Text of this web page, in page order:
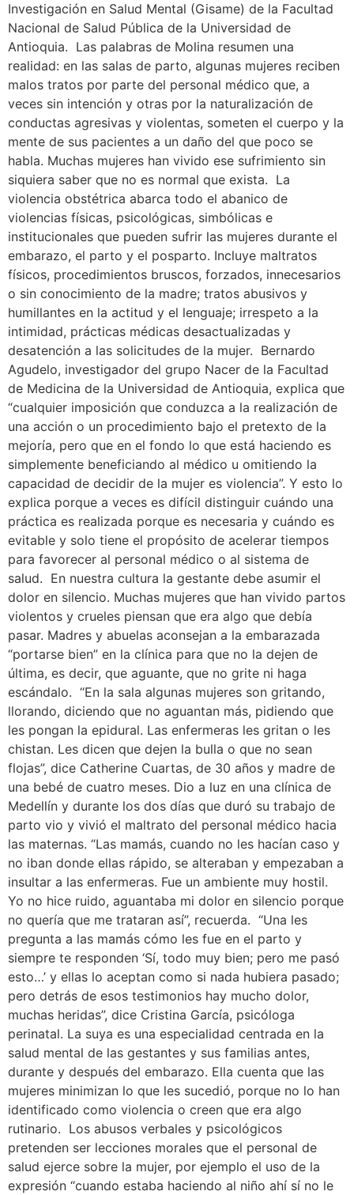
Investigación en Salud Mental (Gisame) de la Facultad
Nacional de Salud Pública de la Universidad de
Antioquia. Las palabras de Molina resumen una
realidad: en las salas de parto, algunas mujeres reciben
malos tratos por parte del personal médico que, a
veces sin intención y otras por la naturalización de
conductas agresivas y violentas, someten el cuerpo y la
mente de sus pacientes a un daño del que poco se
habla. Muchas mujeres han vivido ese sufrimiento sin
siquiera saber que no es normal que exista. La
violencia obstétrica abarca todo el abanico de
violencias físicas, psicológicas, simbólicas e
institucionales que pueden sufrir las mujeres durante el
embarazo, el parto y el posparto. Incluye maltratos
físicos, procedimientos bruscos, forzados, innecesarios
o sin conocimiento de la madre; tratos abusivos y
humillantes en la actitud y el lenguaje; irrespeto a la
intimidad, prácticas médicas desactualizadas y
desatención a las solicitudes de la mujer. Bernardo
Agudelo, investigador del grupo Nacer de la Facultad
de Medicina de la Universidad de Antioquia, explica que
“cualquier imposición que conduzca a la realización de
una acción o un procedimiento bajo el pretexto de la
mejoría, pero que en el fondo lo que está haciendo es
simplemente beneficiando al médico u omitiendo la
capacidad de decidir de la mujer es violencia”. Y esto lo
explica porque a veces es difícil distinguir cuándo una
práctica es realizada porque es necesaria y cuándo es
evitable y solo tiene el propósito de acelerar tiempos
para favorecer al personal médico o al sistema de
salud. En nuestra cultura la gestante debe asumir el
dolor en silencio. Muchas mujeres que han vivido partos
violentos y crueles piensan que era algo que debía
pasar. Madres y abuelas aconsejan a la embarazada
“portarse bien” en la clínica para que no la dejen de
última, es decir, que aguante, que no grite ni haga
escándalo. “En la sala algunas mujeres son gritando,
llorando, diciendo que no aguantan más, pidiendo que
les pongan la epidural. Las enfermeras les gritan o les
chistan. Les dicen que dejen la bulla o que no sean
flojas”, dice Catherine Cuartas, de 30 años y madre de
una bebé de cuatro meses. Dio a luz en una clínica de
Medellín y durante los dos días que duró su trabajo de
parto vio y vivió el maltrato del personal médico hacia
las maternas. “Las mamás, cuando no les hacían caso y
no iban donde ellas rápido, se alteraban y empezaban a
insultar a las enfermeras. Fue un ambiente muy hostil.
Yo no hice ruido, aguantaba mi dolor en silencio porque
no quería que me trataran así”, recuerda. “Una les
pregunta a las mamás cómo les fue en el parto y
siempre te responden ‘Sí, todo muy bien; pero me pasó
esto…’ y ellas lo aceptan como si nada hubiera pasado;
pero detrás de esos testimonios hay mucho dolor,
muchas heridas”, dice Cristina García, psicóloga
perinatal. La suya es una especialidad centrada en la
salud mental de las gestantes y sus familias antes,
durante y después del embarazo. Ella cuenta que las
mujeres minimizan lo que les sucedió, porque no lo han
identificado como violencia o creen que era algo
rutinario. Los abusos verbales y psicológicos
pretenden ser lecciones morales que el personal de
salud ejerce sobre la mujer, por ejemplo el uso de la
expresión “cuando estaba haciendo al niño ahí sí no le